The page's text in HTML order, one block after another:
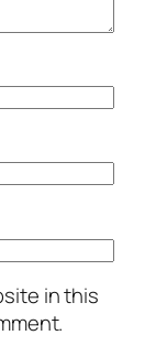
in this